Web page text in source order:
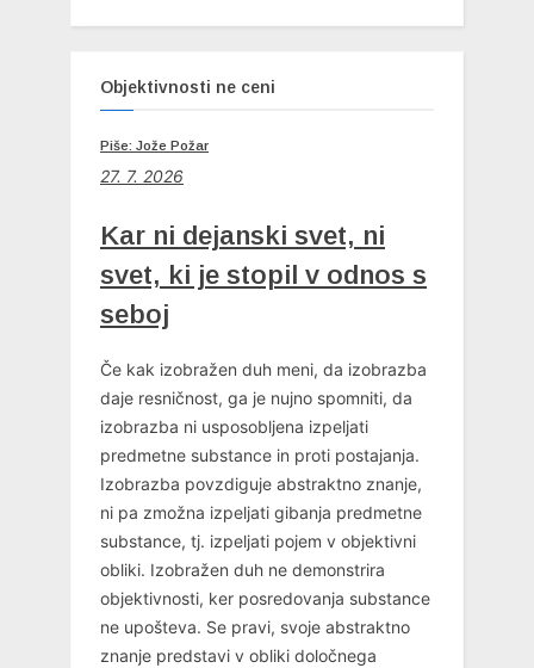
Objektivnosti ne ceni
Piše: Jože Požar
27. 7. 2026
Kar ni dejanski svet, ni
svet, ki je stopil v odnos s
seboj
Če kak izobražen duh meni, da izobrazba
daje resničnost, ga je nujno spomniti, da
izobrazba ni usposobljena izpeljati
predmetne substance in proti postajanja.
Izobrazba povzdiguje abstraktno znanje,
ni pa zmožna izpeljati gibanja predmetne
substance, tj. izpeljati pojem v objektivni
obliki. Izobražen duh ne demonstrira
objektivnosti, ker posredovanja substance
ne upošteva. Se pravi, svoje abstraktno
znanje predstavi v obliki določnega